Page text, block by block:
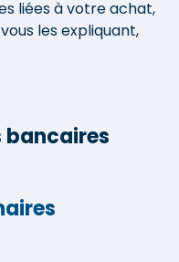
liées à votre achat,
les expliquant,
bancaires